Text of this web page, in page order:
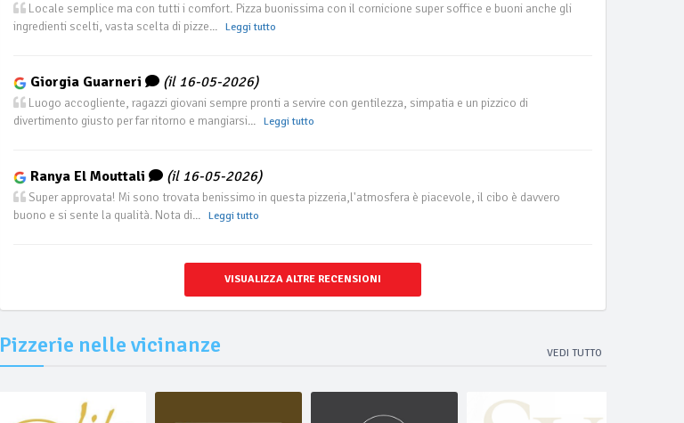
Locale semplice ma con tutti i comfort. Pizza buonissima con il cornicione super soffice e buoni anche gli
ingredienti scelti, vasta scelta di pizze... Leggi tutto
Giorgia Guarneri (il 16-05-2026)
Luogo accogliente, ragazzi giovani sempre pronti a servire con gentilezza, simpatia e un pizzico di
divertimento giusto per far ritorno e mangiarsi... Leggi tutto
Ranya El Mouttali (il 16-05-2026)
Super approvata! Mi sono trovata benissimo in questa pizzeria,l'atmosfera è piacevole, il cibo è davvero
buono e si sente la qualità. Nota di... Leggi tutto
VISUALIZZA ALTRE RECENSIONI
Pizzerie nelle vicinanze VEDI TUTTO